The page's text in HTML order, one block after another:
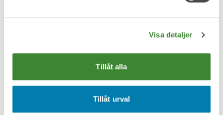
Visa detaljer
Tillåt alla
Tillåt urval
Fler tjänster